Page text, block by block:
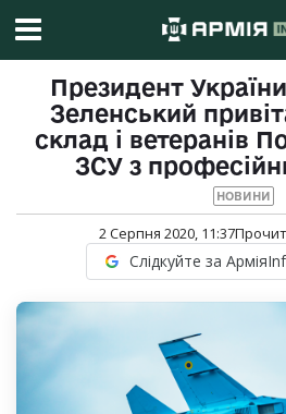
Президент
Зеленський
склад і ветеранів
ЗСУ з
НОВИНИ
2 Серпня 2020, 11:37
Слідкуйте за